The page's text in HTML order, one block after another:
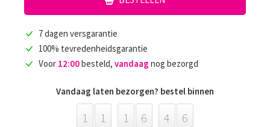
7 dagen versgarantie
100% tevredenheidsgarantie
Voor 12:00besteld, vandaag nog bezorgd
Vandaag laten bezorgen? bestel binnen
1 1 1 6 4 6